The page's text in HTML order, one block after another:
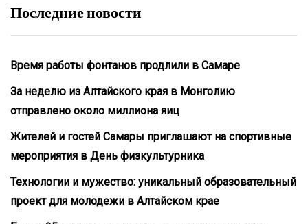
Последние новости
Время работы фонтанов продлили в Самаре
За неделю из Алтайского края в Монголию
отправлено около миллиона яиц
Жителей и гостей Самары приглашают на спортивные
мероприятия в День физкультурника
Технологии и мужество: уникальный образовательный
проект для молодежи в Алтайском крае